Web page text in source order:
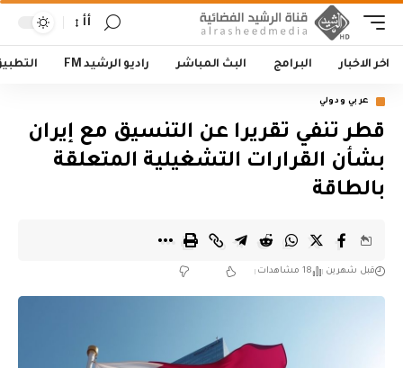
أأ
اخر الاخبار البرامج البث المباشر راديو الرشيد FM
عربي ودولي
قطر تنفي تقريرا عن التنسيق مع إيران
بشأن القرارات التشغيلية المتعلقة
بالطاقة
قبل شهرين 18 مشاهدات